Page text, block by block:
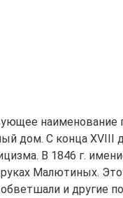
наименование
дом. С конца XVIII
В 1846 г.
Малютиных.
и другие